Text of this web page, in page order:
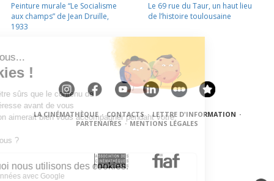
Peinture murale “Le Socialisme
aux champs” de Jean Druille,
1933
Le 69 rue du Taur, un haut lieu
de l’histoire toulousaine
LA CINÉMATHÈQUE · CONTACTS · LETTRE D'INFORMATION ·
PARTENAIRES · MENTIONS LÉGALES